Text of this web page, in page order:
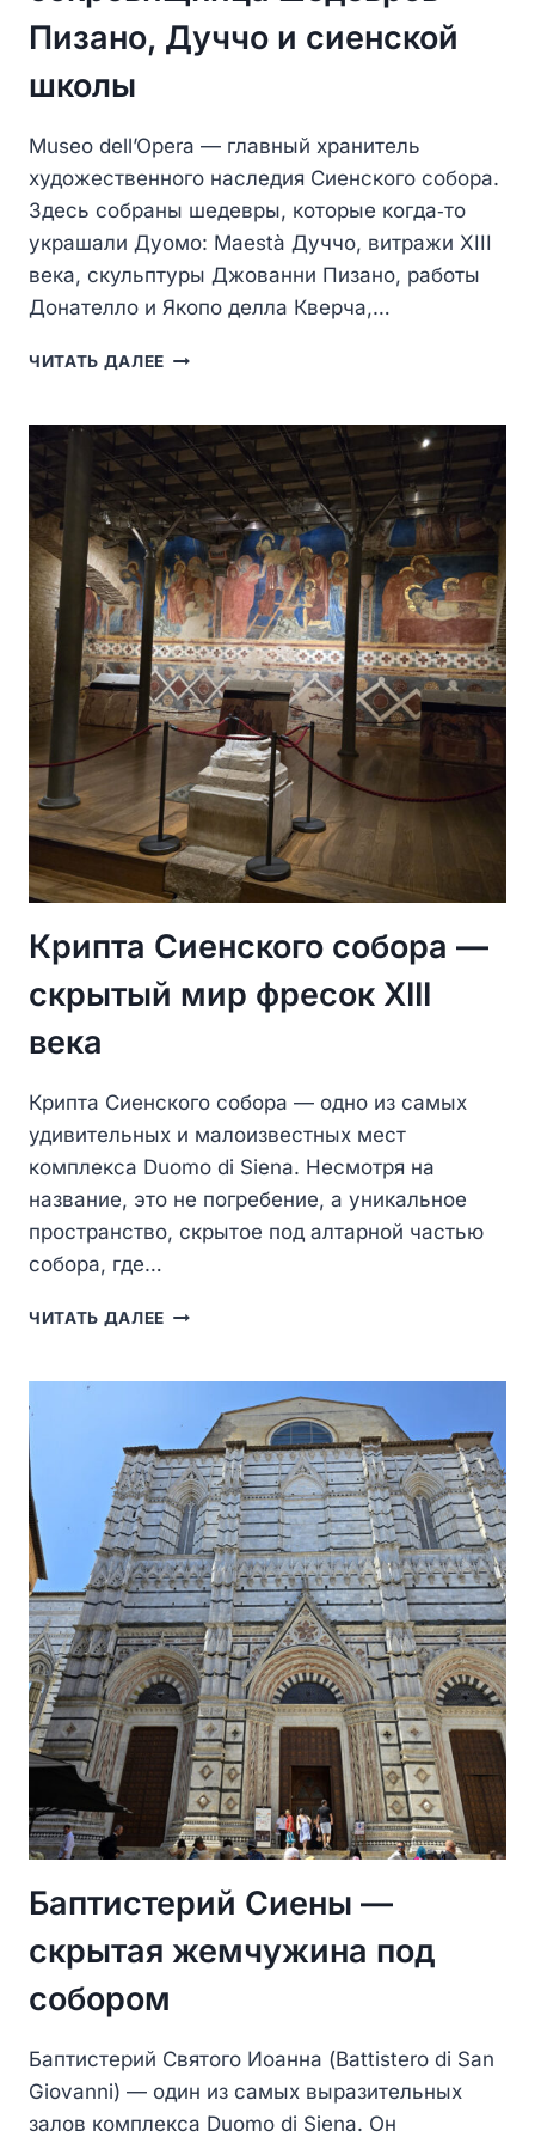
Пизано, Дуччо и сиенской
школы
Museo dell’Opera — главный хранитель
художественного наследия Сиенского собора.
Здесь собраны шедевры, которые когда‑то
украшали Дуомо: Maestà Дуччо, витражи XIII
века, скульптуры Джованни Пизано, работы
Донателло и Якопо делла Кверча,…
ЧИТАТЬ ДАЛЕЕ МУЗЕЙ
—
СОКРОВИЩНИЦА
ШЕДЕВРОВ
ПИЗАНО,
ДУЧЧО
И
СИЕНСКОЙ
ШКОЛЫ
Крипта Сиенского собора —
скрытый мир фресок XIII
века
Крипта Сиенского собора — одно из самых
удивительных и малоизвестных мест
комплекса Duomo di Siena. Несмотря на
название, это не погребение, а уникальное
пространство, скрытое под алтарной частью
собора, где…
ЧИТАТЬ ДАЛЕЕ КРИПТА
—
СКРЫТЫЙ
МИР
ФРЕСОК
XIII
ВЕКА
Баптистерий Сиены —
скрытая жемчужина под
собором
Баптистерий Святого Иоанна (Battistero di San
Giovanni) — один из самых выразительных
залов комплекса Duomo di Siena. Он